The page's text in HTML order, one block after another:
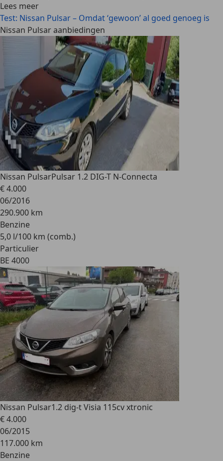
Lees meer
Test: Nissan Pulsar – Omdat ‘gewoon’ al goed genoeg is
Nissan Pulsar aanbiedingen
Nissan PulsarPulsar 1.2 DIG-T N-Connecta
€ 4.000
06/2016
290.900 km
Benzine
5,0 l/100 km (comb.)
Particulier
BE 4000
Nissan Pulsar1.2 dig-t Visia 115cv xtronic
€ 4.000
06/2015
117.000 km
Benzine